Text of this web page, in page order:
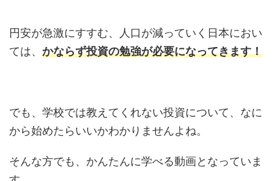
円安が急激にすすむ、人口が減っていく日本におい
ては、 かならず投資の勉強が必要になってきます！
でも、学校では教えてくれない投資について、なに
から始めたらいいかわかりませんよね。
そんな方でも、かんたんに学べる動画となっていま